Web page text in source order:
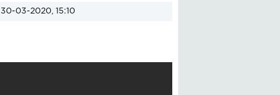
30-03-2020, 15:10